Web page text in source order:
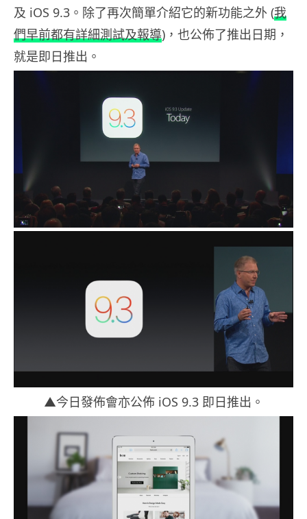
及 iOS 9.3。除了再次簡單介紹它的新功能之外 (我
們早前都有詳細測試及報導)，也公佈了推出日期，
就是即日推出。
▲今日發佈會亦公佈 iOS 9.3 即日推出。